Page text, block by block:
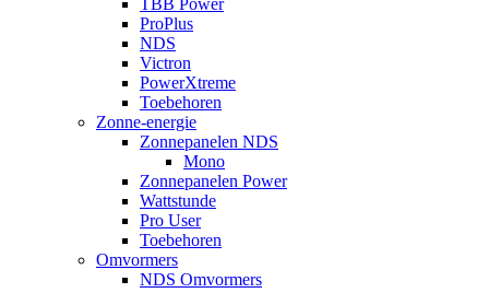
TBB Power
ProPlus
NDS
Victron
PowerXtreme
Toebehoren
Zonne-energie
Zonnepanelen NDS
Mono
Zonnepanelen Power
Wattstunde
Pro User
Toebehoren
Omvormers
NDS Omvormers